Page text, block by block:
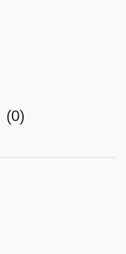
(0)